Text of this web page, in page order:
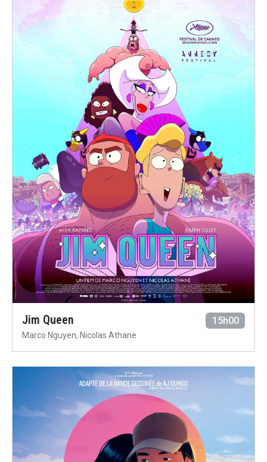
Jim Queen
Marco Nguyen, Nicolas Athane
15h00